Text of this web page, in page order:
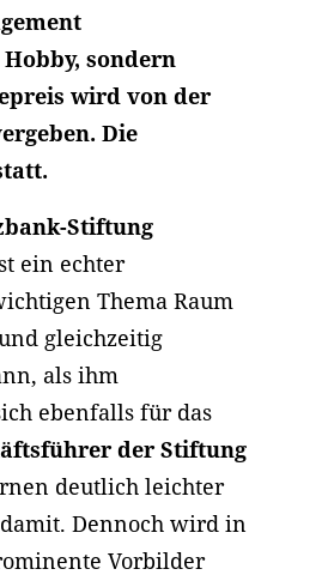
sondern
wird von der
Die
Stiftung
ein echter
Thema Raum
gleichzeitig
als ihm
ebenfalls für das
der Stiftung
deutlich leichter
Dennoch wird in
Vorbilder